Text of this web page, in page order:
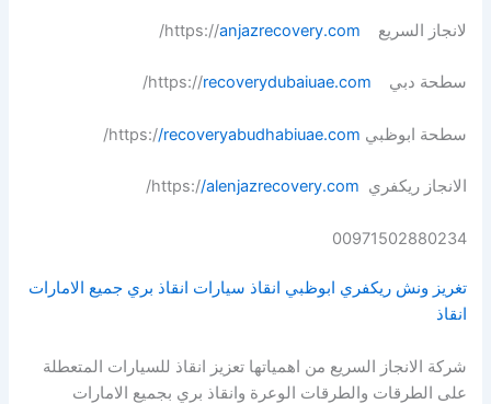
لانجاز السريع https:// anjazrecovery.com
/
سطحة دبي https:// recoverydubaiuae.com
/
سطحة ابوظبي https:/ /recoveryabudhabiuae.com
/
الانجاز ريكفري https:/ /alenjazrecovery.com
/
00971502880234
تغريز ونش ريكفري ابوظبي انقاذ سيارات انقاذ بري جميع الامارات
انقاذ
شركة الانجاز السريع من اهمياتها تعزيز انقاذ للسيارات المتعطلة
على الطرقات والطرقات الوعرة وانقاذ بري بجميع الامارات